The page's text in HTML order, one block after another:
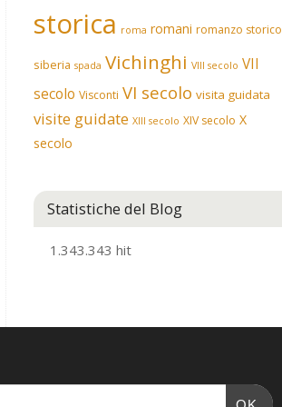
storica roma romani romanzo storico
siberia spada Vichinghi VIII secolo VII
secolo Visconti VI secolo visita guidata
visite guidate XIII secolo XIV secolo X
secolo
Statistiche del Blog
1.343.343 hit